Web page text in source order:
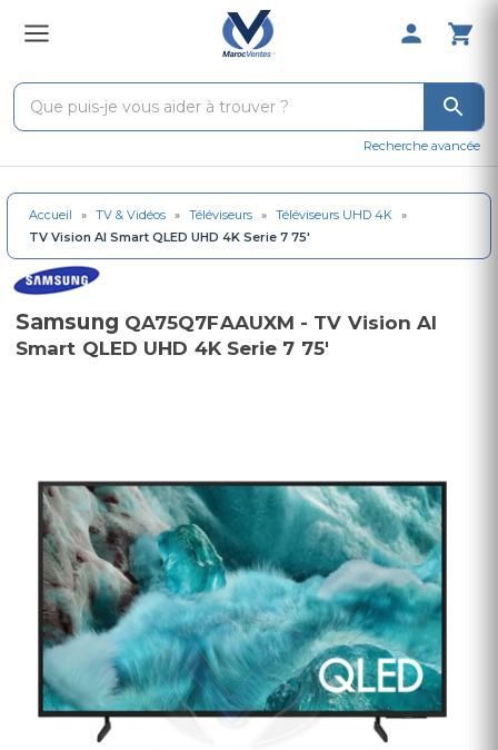
0 Produit
Recherche avancée
Accueil » TV & Vidéos » Téléviseurs » Téléviseurs UHD 4K »
TV Vision AI Smart QLED UHD 4K Serie 7 75'
Samsung QA75Q7FAAUXM - TV Vision AI
Smart QLED UHD 4K Serie 7 75'